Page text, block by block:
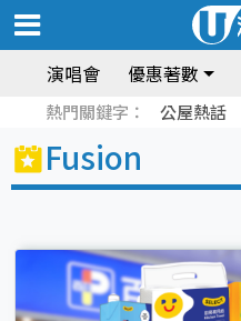
演唱會 優惠著數
熱門關鍵字： 公屋熱話
Fusion